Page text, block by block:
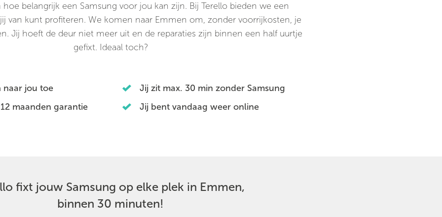
belangrijk een Samsung voor jou kan zijn. Bij Terello bieden we een
van kunt profiteren. We komen naar Emmen om, zonder voorrijkosten, je
Jij hoeft de deur niet meer uit en de reparaties zijn binnen een half uurtje
gefixt. Ideaal toch?
naar jou toe
Jij zit max. 30 min zonder Samsung
maanden garantie
Jij bent vandaag weer online
fixt jouw Samsung op elke plek in Emmen,
binnen 30 minuten!